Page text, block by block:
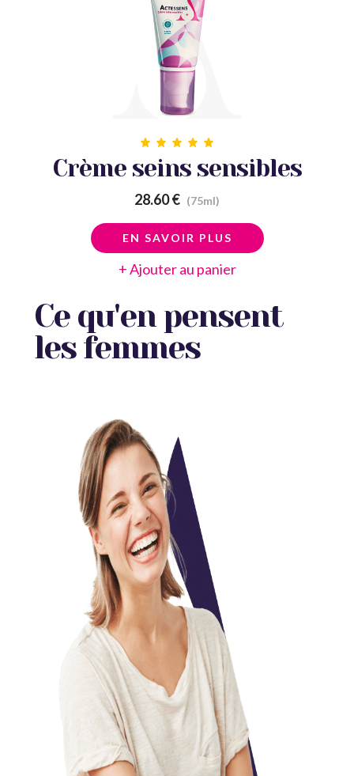
Crème seins sensibles
28.60 € (75ml)
EN SAVOIR PLUS
+ Ajouter au panier
Ce qu'en pensent
les femmes